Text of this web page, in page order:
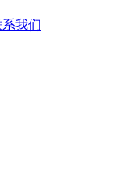
我们